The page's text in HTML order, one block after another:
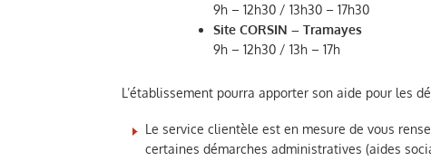
9h – 12h30 / 13h30 – 17h30
Site CORSIN – Tramayes
9h – 12h30 / 13h – 17h
L’établissement pourra apporter son aide pour les
Le service clientèle est en mesure de vous
certaines démarches administratives (aides